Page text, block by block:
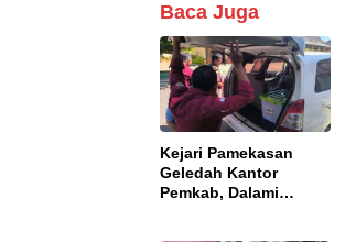
Baca Juga
Kejari Pamekasan
Geledah Kantor
Pemkab, Dalami